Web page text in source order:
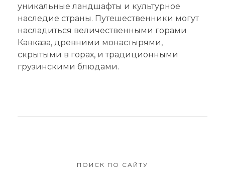
уникальные ландшафты и культурное
наследие страны. Путешественники могут
насладиться величественными горами
Кавказа, древними монастырями,
скрытыми в горах, и традиционными
грузинскими блюдами.
ПОИСК ПО САЙТУ